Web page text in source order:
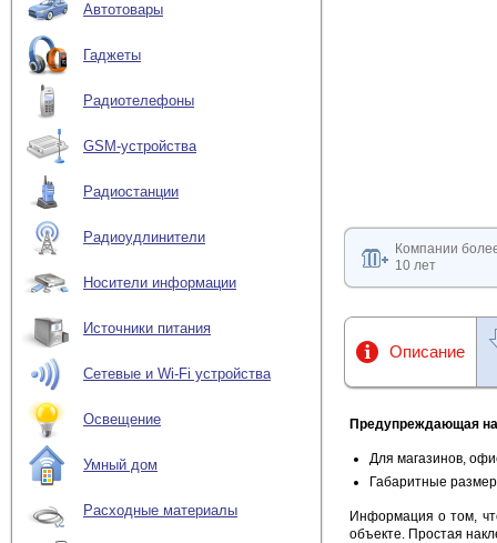
Автотовары
Гаджеты
Радиотелефоны
GSM-устройства
Радиостанции
Радиоудлинители
Носители информации
Источники питания
Сетевые и Wi-Fi устройства
Освещение
Умный дом
Расходные материалы
Компании
10 лет
Описание
Предупреждающая
Для магазинов,
Габаритные
Информация о том,
объекте. Простая